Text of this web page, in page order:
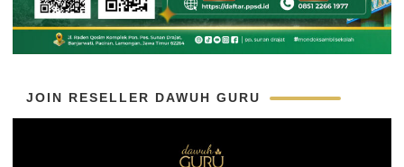
JOIN RESELLER DAWUH GURU